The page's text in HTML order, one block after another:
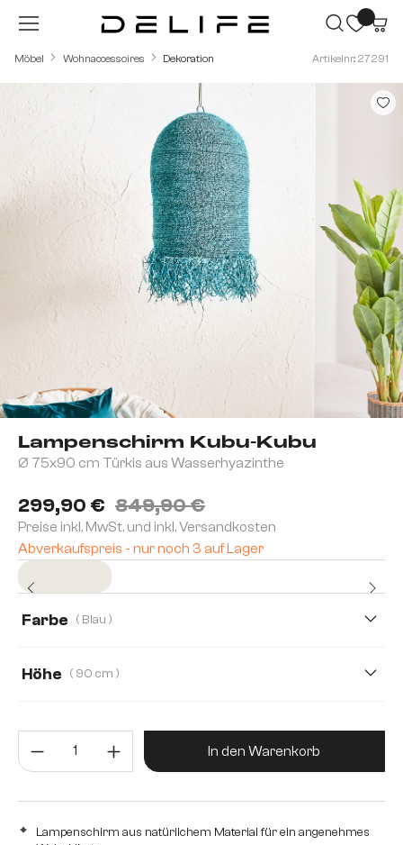
Zum Hauptinhalt springen
Möbel Wohnaccessoires Dekoration Artikelnr.: 27291
Lampenschirm Kubu-Kubu
Ø 75x90 cm Türkis aus Wasserhyazinthe
299,90 € 849,90 €
Preise inkl. MwSt. und inkl. Versandkosten
Abverkaufspreis - nur noch 3 auf Lager
Farbe ( Blau )
Höhe ( 90 cm )
Produkt Anzahl: Gib den
In den Warenkorb
Lampenschirm aus natürlichem Material für ein angenehmes
Bildergalerie überspringen